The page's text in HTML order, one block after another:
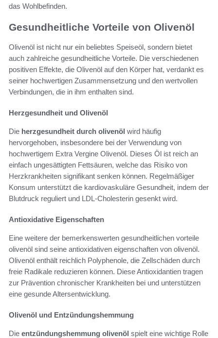
das Wohlbefinden.
Gesundheitliche Vorteile von Olivenöl
Olivenöl ist nicht nur ein beliebtes Speiseöl, sondern bietet
auch zahlreiche gesundheitliche Vorteile. Die verschiedenen
positiven Effekte, die Olivenöl auf den Körper hat, verdankt es
seiner hochwertigen Zusammensetzung und den wertvollen
Verbindungen, die in ihm enthalten sind.
Herzgesundheit und Olivenöl
Die herzgesundheit durch olivenöl wird häufig
hervorgehoben, insbesondere bei der Verwendung von
hochwertigem Extra Vergine Olivenöl. Dieses Öl ist reich an
einfach ungesättigten Fettsäuren, welche das Risiko von
Herzkrankheiten signifikant senken können. Regelmäßiger
Konsum unterstützt die kardiovaskuläre Gesundheit, indem der
Blutdruck reguliert und LDL-Cholesterin gesenkt wird.
Antioxidative Eigenschaften
Eine weitere der bemerkenswerten gesundheitlichen vorteile
olivenöl sind seine antioxidativen eigenschaften von olivenöl.
Olivenöl enthält reichlich Polyphenole, die Zellschäden durch
freie Radikale reduzieren können. Diese Antioxidantien tragen
zur Prävention chronischer Krankheiten bei und unterstützen
eine gesunde Altersentwicklung.
Olivenöl und Entzündungshemmung
Die entzündungshemmung olivenöl spielt eine wichtige Rolle